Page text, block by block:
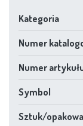
Kategoria
Numer
Numer
Symbol
Sztuk/